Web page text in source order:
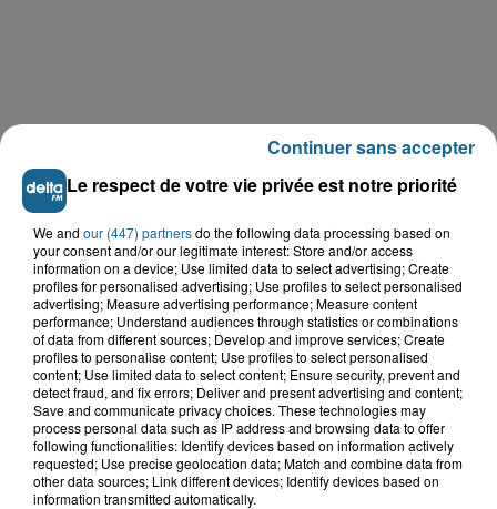
LE TOP DE L'ACTU
Le respect de votre vie privée est notre priorité
We and our (447) partnersdo the following data processing based on
your consent and/or our legitimate interest: Store and/or access
information on a device; Use limited data to select advertising; Create
profiles for personalised advertising; Use profiles to select personalised
advertising; Measure advertising performance; Measure content
performance; Understand audiences through statistics or combinations
of data from different sources; Develop and improve services; Create
profiles to personalise content; Use profiles to select personalised
content; Use limited data to select content; Ensure security, prevent and
detect fraud, and fix errors; Deliver and present advertising and content;
Save and communicate privacy choices. These technologies may
process personal data such as IP address and browsing data to offer
following functionalities: Identify devices based on information actively
requested; Use precise geolocation data; Match and combine data from
other data sources; Link different devices; Identify devices based on
information transmitted automatically.
Continuer sans accepter